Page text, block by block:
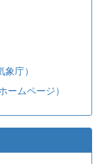
庁）
ムページ）